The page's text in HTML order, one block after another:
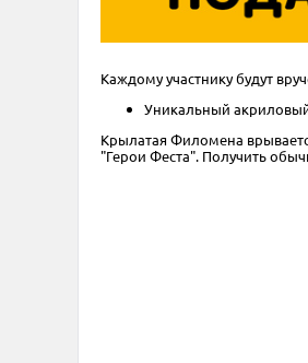
Каждому участнику будут
Уникальный
Крылатая Филомена
"Герои Феста". Получить